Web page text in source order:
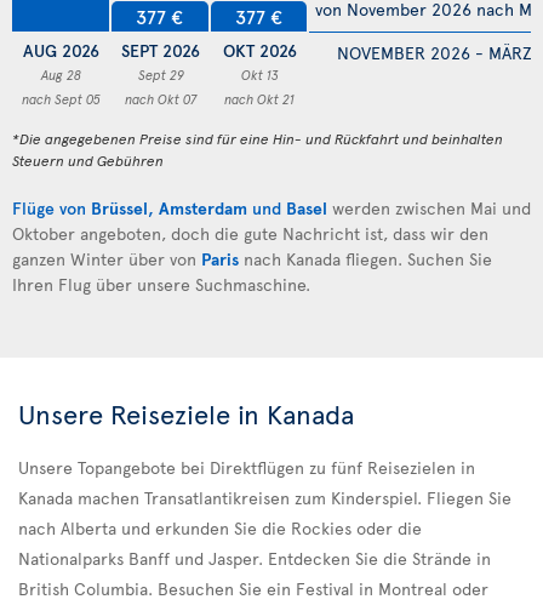
AUG 2026
Aug 28
nach Sept 05
377 €
SEPT 2026
Sept 29
nach Okt 07
377 €
OKT 2026
Okt 13
nach Okt 21
NOVEMBER 2026 - MÄRZ
von November 2026 nach
*Die angegebenen Preise sind für eine Hin- und Rückfahrt und beinhalten
Steuern und Gebühren
Flüge von Brüssel, Amsterdam und Basel werden zwischen Mai und
Oktober angeboten, doch die gute Nachricht ist, dass wir den
ganzen Winter über von Paris nach Kanada fliegen. Suchen Sie
Ihren Flug über unsere Suchmaschine.
Unsere Reiseziele in Kanada
Unsere Topangebote bei Direktflügen zu fünf Reisezielen in
Kanada machen Transatlantikreisen zum Kinderspiel. Fliegen Sie
nach Alberta und erkunden Sie die Rockies oder die
Nationalparks Banff und Jasper. Entdecken Sie die Strände in
British Columbia. Besuchen Sie ein Festival in Montreal oder